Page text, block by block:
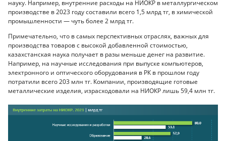
науку. Например, внутренние расходы на НИОКР в металлургическом
производстве в 2023 году составили всего 1,5 млрд тг, в химической
промышленности — чуть более 2 млрд тг.
Примечательно, что в самых перспективных отраслях, важных для
производства товаров с высокой добавленной стоимостью,
казахстанская наука получает в разы меньше денег на развитие.
Например, на научные исследования при выпуске компьютеров,
электронного и оптического оборудования в РК в прошлом году
потратили всего 203 млн тг. Компании, производящие готовые
металлические изделия, израсходовали на НИОКР лишь 59,4 млн тг.